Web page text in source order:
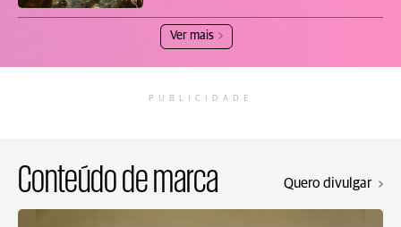
Ver mais
PUBLICIDADE
Conteúdo de marca Quero divulgar